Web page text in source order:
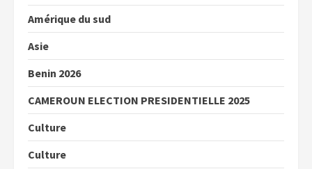
Amérique du sud
Asie
Benin 2026
CAMEROUN ELECTION PRESIDENTIELLE 2025
Culture
Culture